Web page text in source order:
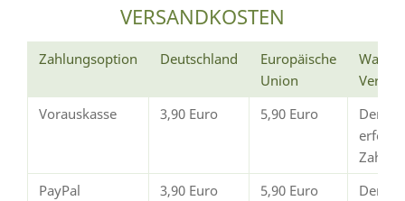
VERSANDKOSTEN
Zahlungsoption Deutschland
Europäische
Union
Wann
Vorauskasse
3,90 Euro 5,90 Euro
Der
erfolgt
PayPal
3,90 Euro 5,90 Euro
Der